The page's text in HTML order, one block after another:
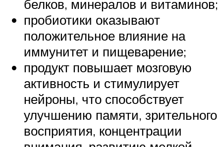
белков, минералов и витаминов;
пробиотики оказывают
положительное влияние на
иммунитет и пищеварение;
продукт повышает мозговую
активность и стимулирует
нейроны, что способствует
улучшению памяти, зрительного
восприятия, концентрации